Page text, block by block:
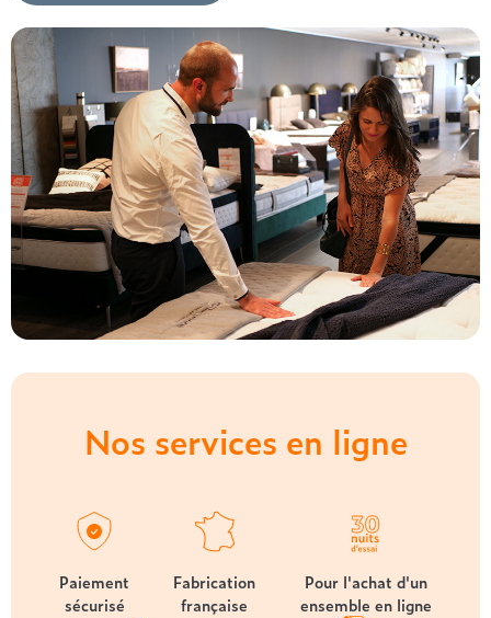
Nos services en ligne
Paiement
sécurisé
Fabrication
française
Pour l'achat d'un
ensemble en ligne